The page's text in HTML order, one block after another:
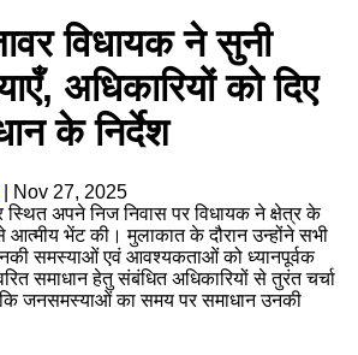
विधायक ने सुनी
अधिकारियों को दिए
के निर्देश
Nov 27, 2025
स्थित अपने निज निवास पर विधायक ने क्षेत्र के
आत्मीय भेंट की। मुलाकात के दौरान उन्होंने सभी
समस्याओं एवं आवश्यकताओं को ध्यानपूर्वक
समाधान हेतु संबंधित अधिकारियों से तुरंत चर्चा
जनसमस्याओं का समय पर समाधान उनकी